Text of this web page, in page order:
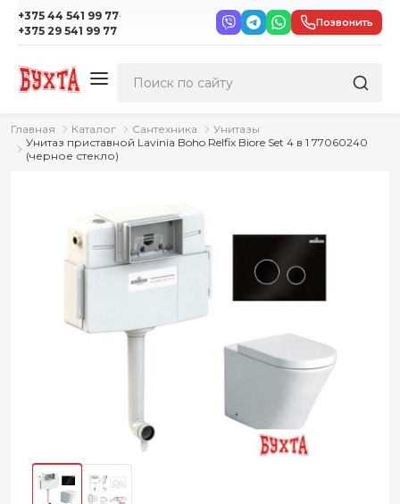
+375 44 541 99 77·
+375 29 541 99 77
Позвонить
Главная Каталог Сантехника
Унитазы
Унитаз приставной Lavinia Boho Relfix Biore Set 4 в 1 77060240
(черное стекло)